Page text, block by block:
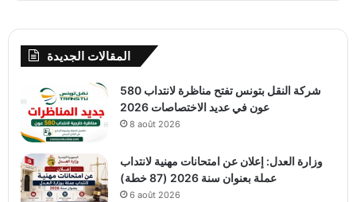
المقالات الجديدة
شركة النقل بتونس تفتح مناظرة لانتداب 580
عون في عديد الاختصاصات 2026
8 août 2026
وزارة العدل: إعلان عن امتحانات مهنية لانتداب
عملة بعنوان سنة 2026 (87 خطة)
6 août 2026